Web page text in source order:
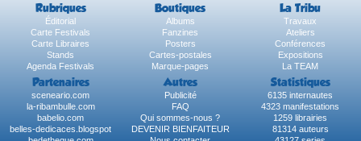
Rubriques Boutiques La Tribu
Éditorial Albums
Travaux
Carte Festivals
Fanzines
Ateliers
Carte Libraires
Posters
Conférences
Stands
Cartes-postales
Expositions
Agenda Festivals
Marque-pages La TEAM
Partenaires Autres Statistiques
sceneario.com Publicité
6135 internautes
la-ribambulle.com
FAQ
4323 manifestations
babelio.com
Qui sommes-nous ?
1259 librairies
belles-dedicaces.blogspot
DEVENIR BIENFAITEUR
81314 auteurs